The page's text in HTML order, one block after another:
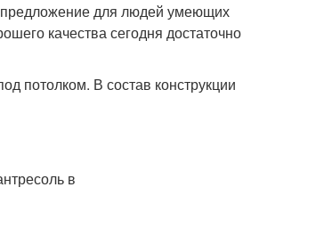
предложение для людей умеющих
качества сегодня достаточно
потолком. В состав конструкции